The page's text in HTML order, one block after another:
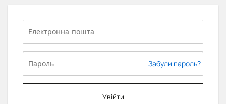
Забули пароль?
Увійти